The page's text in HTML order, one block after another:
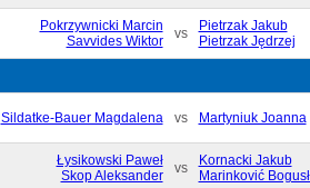
Pokrzywnicki Marcin
Savvides Wiktor
vs
Pietrzak Jakub
Pietrzak Jędrzej
Sildatke-Bauer Magdalena vs Martyniuk Joanna
Łysikowski Paweł
Skop Aleksander
vs
Kornacki Jakub
Marinković